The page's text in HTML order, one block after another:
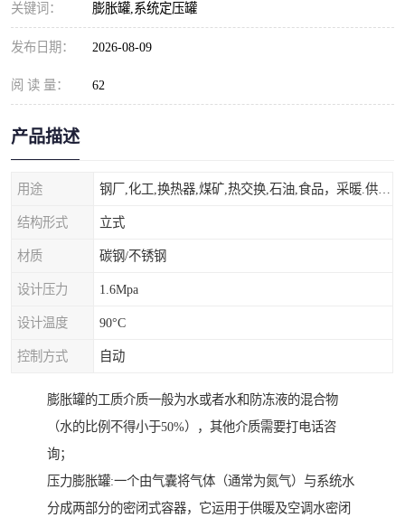
关键词： 膨胀罐,系统定压罐
发布日期： 2026-08-09
阅 读 量： 62
产品描述
用途
结构形式 立式
材质 碳钢/不锈钢
设计压力 1.6Mpa
设计温度 90°C
控制方式 自动
膨胀罐的工质介质一般为水或者水和防冻液的混合物
（水的比例不得小于50%），其他介质需要打电话咨
询；
压力膨胀罐:一个由气囊将气体（通常为氮气）与系统水
分成两部分的密闭式容器，它运用于供暖及空调水密闭